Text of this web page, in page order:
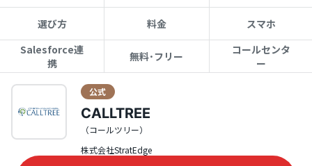
選び方 料金
スマホ
Salesforce連
携
無料･フリー
コールセンタ
ー
公式
CALLTREE
（コールツリー）
株式会社StratEdge